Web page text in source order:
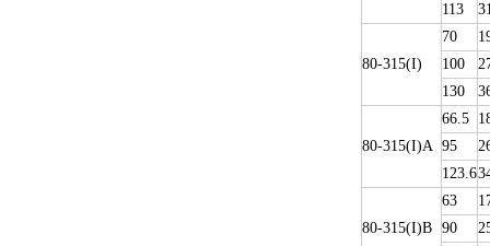
113
80-315(I)
70
100
130
80-315(I)A
66.5
95
123.6
80-315(I)B
63
90